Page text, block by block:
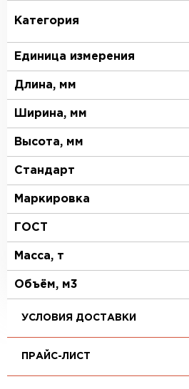
Категория
Единица измерения
Длина, мм
Ширина, мм
Высота, мм
Стандарт
Маркировка
ГОСТ
Масса, т
Объём, м3
УСЛОВИЯ ДОСТАВКИ
ПРАЙС-ЛИСТ